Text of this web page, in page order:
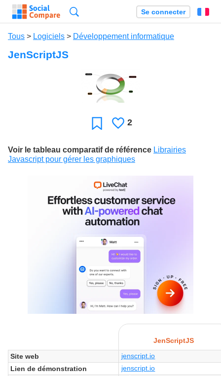
Se connecter
Tous > Logiciels > Développement informatique
JenScriptJS
Favori J'aime
2
Voir le tableau comparatif de référence Librairies
Javascript pour gérer les graphiques
JenScriptJS
Site web
jenscript.io
Lien de démonstration
jenscript.io